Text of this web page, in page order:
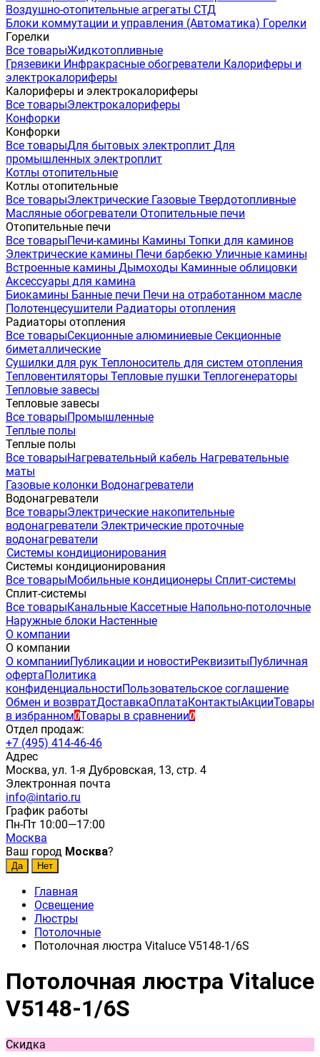
Воздушно-отопительные агрегаты СТД
Блоки коммутации и управления (Автоматика) Горелки
Горелки
Все товарыЖидкотопливные
Грязевики Инфракрасные обогреватели Калориферы и
электрокалориферы
Калориферы и электрокалориферы
Все товарыЭлектрокалориферы
Конфорки
Конфорки
Все товарыДля бытовых электроплит Для
промышленных электроплит
Котлы отопительные
Котлы отопительные
Все товарыЭлектрические Газовые Твердотопливные
Масляные обогреватели Отопительные печи
Отопительные печи
Все товарыПечи-камины Камины Топки для каминов
Электрические камины Печи барбекю Уличные камины
Встроенные камины Дымоходы Каминные облицовки
Аксессуары для камина
Биокамины Банные печи Печи на отработанном масле
Полотенцесушители Радиаторы отопления
Радиаторы отопления
Все товарыСекционные алюминиевые Секционные
биметаллические
Сушилки для рук Теплоноситель для систем отопления
Тепловентиляторы Тепловые пушки Теплогенераторы
Тепловые завесы
Тепловые завесы
Все товарыПромышленные
Теплые полы
Теплые полы
Все товарыНагревательный кабель Нагревательные
маты
Газовые колонки Водонагреватели
Водонагреватели
Все товарыЭлектрические накопительные
водонагреватели Электрические проточные
водонагреватели
Системы кондиционирования
Системы кондиционирования
Все товарыМобильные кондиционеры Сплит-системы
Сплит-системы
Все товарыКанальные Кассетные Напольно-потолочные
Наружные блоки Настенные
О компании
О компании
О компанииПубликации и новостиРеквизитыПубличная
офертаПолитика
конфиденциальностиПользовательское соглашение
Обмен и возвратДоставкаОплатаКонтактыАкцииТовары
в избранном0Товары в сравнении0
Отдел продаж:
+7 (495) 414-46-46
Адрес
Москва, ул. 1-я Дубровская, 13, стр. 4
Электронная почта
info@intario.ru
График работы
Пн-Пт 10:00—17:00
Москва
Ваш город Москва?
Главная
Освещение
Люстры
Потолочные
Потолочная люстра Vitaluce V5148-1/6S
Потолочная люстра Vitaluce
V5148-1/6S
Скидка